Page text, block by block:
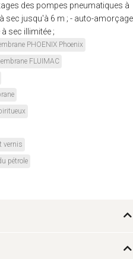
des pompes pneumatiques à
sec jusqu'à 6 m ; - auto-amorçage
sec illimitée ;
PHOENIX Phoenix
FLUIMAC
vernis
pétrole